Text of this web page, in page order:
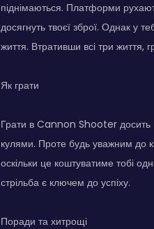
піднімаються. Платформи
досягнуть твоєї зброї. Однак у
життя. Втративши всі три життя,
Як грати
Грати в Cannon Shooter досить
кулями. Проте будь уважним до
оскільки це коштуватиме тобі
стрільба є ключем до успіху.
Поради та хитрощі